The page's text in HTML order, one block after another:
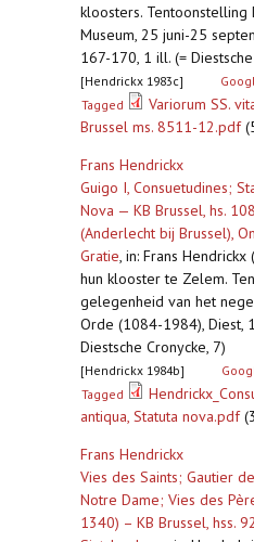
kloosters. Tentoonstelling
Museum, 25 juni-25
167-170, 1 ill. (=
[Hendrickx 1983c]
Tagged
Variorum SS.
Brussel ms. 8511-12.pdf
Frans Hendrickx
Guigo I, Consuetudines;
Nova — KB Brussel, hs.
(Anderlecht bij Brussel),
Gratie, in: Frans Hendrickx
hun klooster te Zelem.
gelegenheid van het
Orde (1084-1984), Diest,
Diestsche Cronycke, 7)
[Hendrickx 1984b]
Tagged
antiqua, Statuta nova.pdf
Frans Hendrickx
Vies des Saints; Gautier
Notre Dame; Vies des
1340) – KB Brussel, hss.